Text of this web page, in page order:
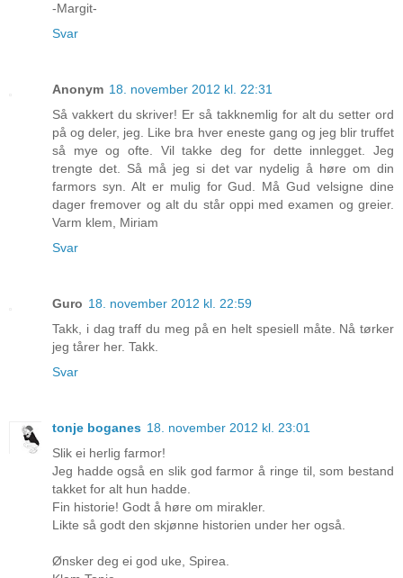
-Margit-
Svar
Anonym 18. november 2012 kl. 22:31
Så vakkert du skriver! Er så takknemlig for alt du setter ord
på og deler, jeg. Like bra hver eneste gang og jeg blir truffet
så mye og ofte. Vil takke deg for dette innlegget. Jeg
trengte det. Så må jeg si det var nydelig å høre om din
farmors syn. Alt er mulig for Gud. Må Gud velsigne dine
dager fremover og alt du står oppi med examen og greier.
Varm klem, Miriam
Svar
Guro 18. november 2012 kl. 22:59
Takk, i dag traff du meg på en helt spesiell måte. Nå tørker
jeg tårer her. Takk.
Svar
tonje boganes 18. november 2012 kl. 23:01
Slik ei herlig farmor!
Jeg hadde også en slik god farmor å ringe til, som bestand
takket for alt hun hadde.
Fin historie! Godt å høre om mirakler.
Likte så godt den skjønne historien under her også.
Ønsker deg ei god uke, Spirea.